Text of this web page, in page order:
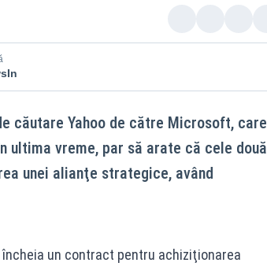
căutare Yahoo de către Microsoft, care
ultima vreme, par să arate că cele două
unei alianţe strategice, având
un contract pentru achiziţionarea